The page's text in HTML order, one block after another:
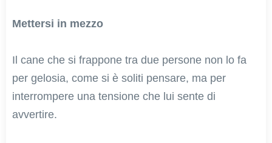
Mettersi in mezzo
Il cane che si frappone tra due persone non lo fa
per gelosia, come si è soliti pensare, ma per
interrompere una tensione che lui sente di
avvertire.